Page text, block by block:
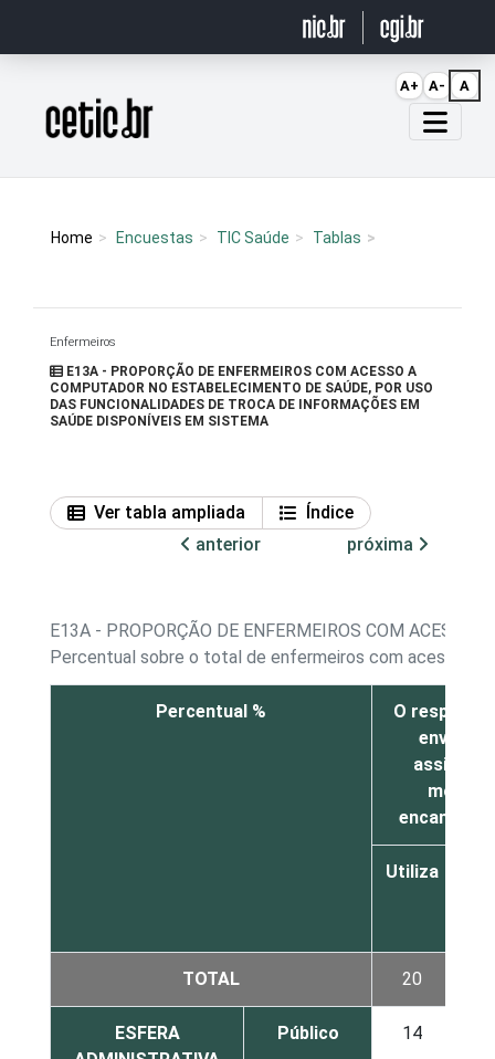
Página inicial
Home Encuestas TIC Saúde Tablas
Enfermeiros
E13A - PROPORÇÃO DE ENFERMEIROS COM ACESSO A
COMPUTADOR NO ESTABELECIMENTO DE SAÚDE, POR USO
DAS FUNCIONALIDADES DE TROCA DE INFORMAÇÕES EM
SAÚDE DISPONÍVEIS EM SISTEMA
Ver tabla ampliada
Índice
anterior
próxima
E13A - PROPORÇÃO DE ENFERMEIROS COM ACESSO
Percentual sobre o total de enfermeiros com acesso a
Percentual %
O
enviar
Utiliza
TOTAL 20
ESFERA
Público 14
A+ A- A